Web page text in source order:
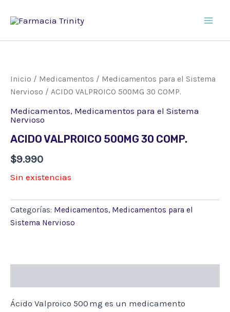
Inicio / Medicamentos / Medicamentos para el Sistema
Nervioso / ACIDO VALPROICO 500MG 30 COMP.
Medicamentos, Medicamentos para el Sistema
Nervioso
ACIDO VALPROICO 500MG 30 COMP.
$9.990
Sin existencias
Categorías: Medicamentos, Medicamentos para el
Sistema Nervioso
Ácido Valproico 500 mg es un medicamento